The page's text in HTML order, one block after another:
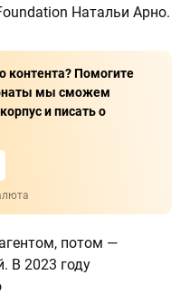
Натальи Арно.
контента? Помогите
мы сможем
и писать о
потом —
В 2023 году